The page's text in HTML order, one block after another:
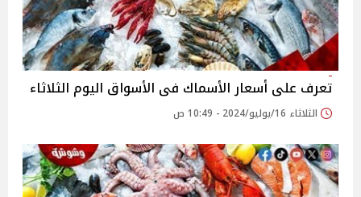
تعرف على أسعار الأسماك فى الأسواق اليوم الثلاثاء
الثلاثاء 16/يوليو/2024 - 10:49 ص